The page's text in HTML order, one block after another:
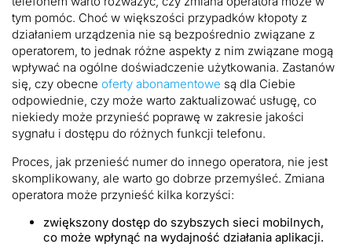
tym pomóc. Choć w większości przypadków kłopoty z
działaniem urządzenia nie są bezpośrednio związane z
operatorem, to jednak różne aspekty z nim związane mogą
wpływać na ogólne doświadczenie użytkowania. Zastanów
się, czy obecne oferty abonamentowe są dla Ciebie
odpowiednie, czy może warto zaktualizować usługę, co
niekiedy może przynieść poprawę w zakresie jakości
sygnału i dostępu do różnych funkcji telefonu.
Proces, jak przenieść numer do innego operatora, nie jest
skomplikowany, ale warto go dobrze przemyśleć. Zmiana
operatora może przynieść kilka korzyści:
zwiększony dostęp do szybszych sieci mobilnych,
co może wpłynąć na wydajność działania aplikacji.